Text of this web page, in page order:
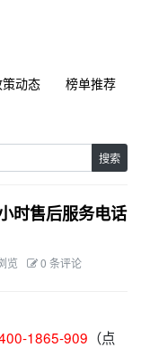
动态
榜单推荐
搜索
时售后服务电话
览 0 条评论
1865-909 （点